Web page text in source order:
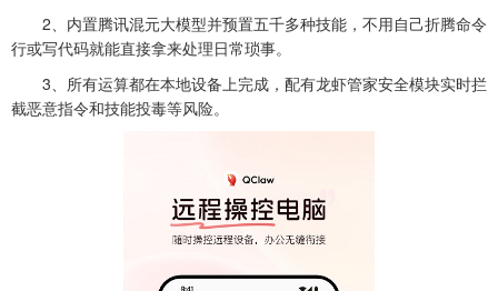
2、内置腾讯混元大模型并预置五千多种技能，不用自己折腾命令
行或写代码就能直接拿来处理日常琐事。
3、所有运算都在本地设备上完成，配有龙虾管家安全模块实时拦
截恶意指令和技能投毒等风险。